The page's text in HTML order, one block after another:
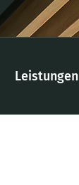
Leistungen